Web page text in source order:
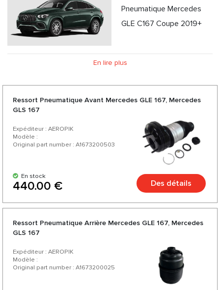
Pneumatique Mercedes
GLE C167 Coupe 2019+
En lire plus
Ressort Pneumatique Avant Mercedes GLE 167, Mercedes
GLS 167
Expéditeur : AEROPIK
Modèle :
Original part number : A1673200503
En stock
440.00 € Des détails
Ressort Pneumatique Arrière Mercedes GLE 167, Mercedes
GLS 167
Expéditeur : AEROPIK
Modèle :
Original part number : A1673200025